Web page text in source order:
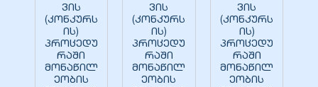
ვის
(კონკურს
ის)
პროცედუ
რაში
მონაწილ
ეობის
ვის
(კონკურს
ის)
პროცედუ
რაში
მონაწილ
ეობის
ვის
(კონკურს
ის)
პროცედუ
რაში
მონაწილ
ეობის